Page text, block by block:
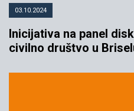
03.10.2024
Inicijativa na panel
civilno društvo u